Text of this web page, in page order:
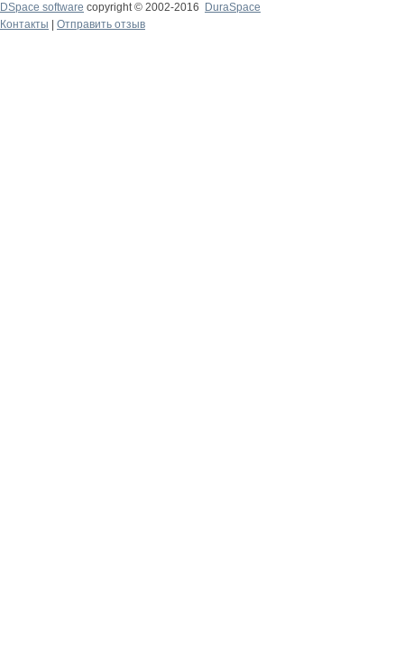
DSpace software copyright © 2002-2016
DuraSpace
Контакты
Отправить отзыв